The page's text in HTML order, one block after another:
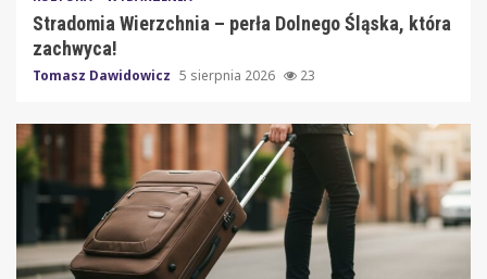
Stradomia Wierzchnia – perła Dolnego Śląska, która
zachwyca!
Tomasz Dawidowicz 5 sierpnia 2026 23